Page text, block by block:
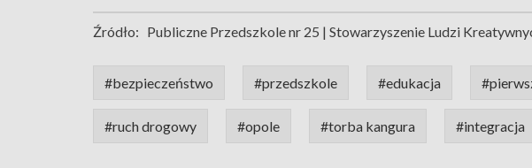
Źródło: Publiczne Przedszkole nr 25 | Stowarzyszenie Ludzi
#bezpieczeństwo #przedszkole #edukacja
#ruch drogowy #opole #torba kangura #integracja